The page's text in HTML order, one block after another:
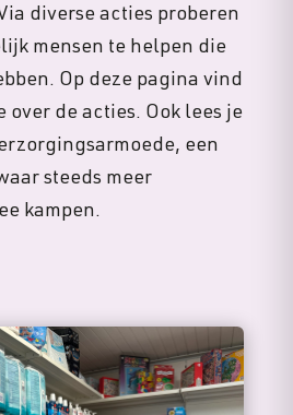
diverse acties proberen
mensen te helpen die
Op deze pagina vind
de acties. Ook lees je
een
steeds meer
kampen.